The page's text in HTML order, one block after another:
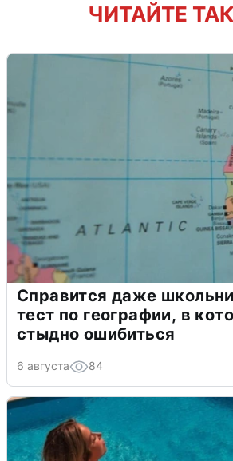
ЧИТАЙТЕ
Справится даже
тест по географии, в
стыдно ошибиться
6 августа 84